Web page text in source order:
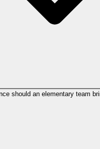
should an elementary team